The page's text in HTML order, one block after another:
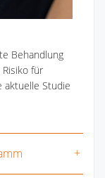
Behandlung
für
aktuelle Studie